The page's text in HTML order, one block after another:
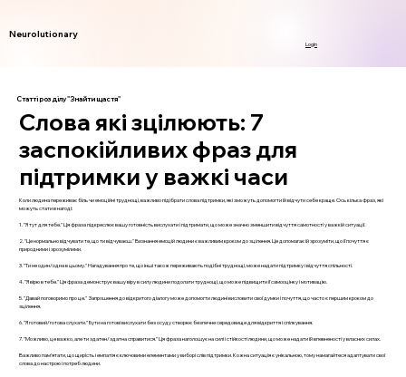
Neurolutionary
Login
Статті розділу "Знайти щастя"
Слова які зцілюють: 7
заспокійливих фраз для
підтримки у важкі часи
Коли людина переживає біль чи емоційні труднощі, важливо підібрати слова підтримки, які зможуть допомогти їй відчути себе краще. Ось кілька фраз, які
можуть стати в нагоді:
1. "Я тут для тебе." Ця фраза підкреслює вашу готовність вислухати і підтримати, що може значно зменшити відчуття самотності у важкій ситуації.
2. "Це нормально відчувати те, що ти відчуваєш." Визнання емоцій людини є важливим кроком до зцілення. Це допомагає їй зрозуміти, що її почуття є
природними і зрозумілими.
3. "Ти не один/одна в цьому." Нагадування про те, що інші також переживають подібні труднощі, може надати підтримку і відчуття спільності.
4. "Я вірю в тебе." Ця фраза демонструє вашу віру в силу людини подолати труднощі, що може підвищити її самооцінку і мотивацію.
5. "Давай поговоримо про це." Запрошення до відкритого діалогу може допомогти людині висловити свої думки і почуття, що часто є першим кроком до
зцілення.
6. "Я готовий/готова слухати." Бути на готові вислухати без осуду створює безпечне середовище для відкриття і спілкування.
7. "Можливо, це важко, але ти здатен/здатна справитися." Ця фраза наголошує на силі і стійкості людини, що може надати їй впевненості у власних силах.
Важливо пам’ятати, що щирість і емпатія є ключовими елементами у виборі слів підтримки. Кожна ситуація є унікальною, тому намагайтеся адаптувати свої
слова до настрою і потреб людини.